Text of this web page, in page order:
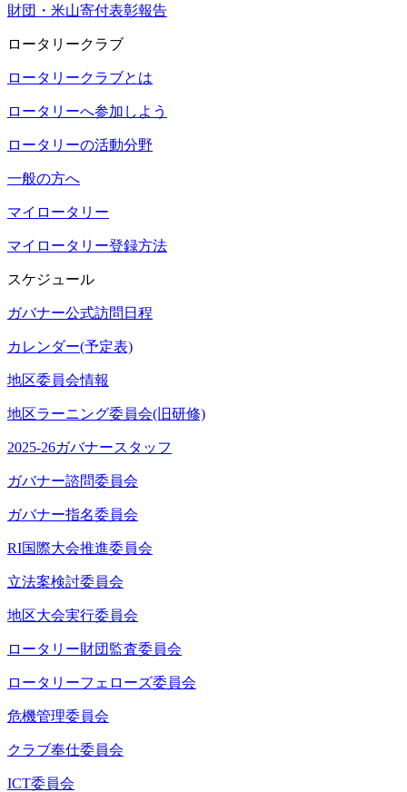
財団・米山寄付表彰報告
ロータリークラブ
ロータリークラブとは
ロータリーへ参加しよう
ロータリーの活動分野
一般の方へ
マイロータリー
マイロータリー登録方法
スケジュール
ガバナー公式訪問日程
カレンダー(予定表)
地区委員会情報
地区ラーニング委員会(旧研修)
2025-26ガバナースタッフ
ガバナー諮問委員会
ガバナー指名委員会
RI国際大会推進委員会
立法案検討委員会
地区大会実行委員会
ロータリー財団監査委員会
ロータリーフェローズ委員会
危機管理委員会
クラブ奉仕委員会
ICT委員会